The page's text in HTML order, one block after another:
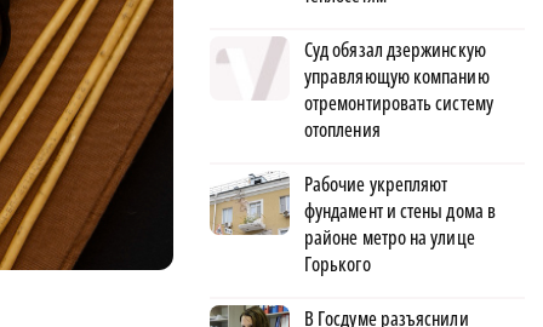
Суд обязал дзержинскую
управляющую компанию
отремонтировать систему
отопления
Рабочие укрепляют
фундамент и стены дома в
районе метро на улице
Горького
В Госдуме разъяснили